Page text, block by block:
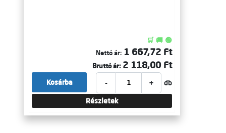
🛒 🚚 🟢
Nettó ár: 1 667,72 Ft
Bruttó ár: 2 118,00 Ft
- + db
Kosárba
Részletek